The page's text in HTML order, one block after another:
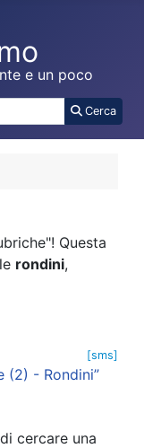
e un poco
Cerca
Questa
rondini,
[sms]
(2) - Rondini”
cercare una